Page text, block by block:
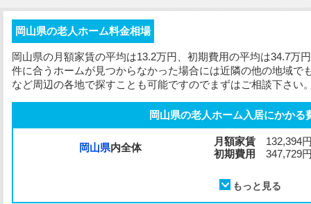
岡山県の老人ホーム料金相場
岡山県の月額家賃の平均は13.2万円、 初期費用の平均は34.7万
件に合うホームが見つからなかった場合には近隣の他の地域で
など周辺の各地で探すことも可能ですのでまずはご相談下さい
岡山県の老人ホーム入居にかかる
岡山県内全体
月額家賃 132,394
初期費用
347,729